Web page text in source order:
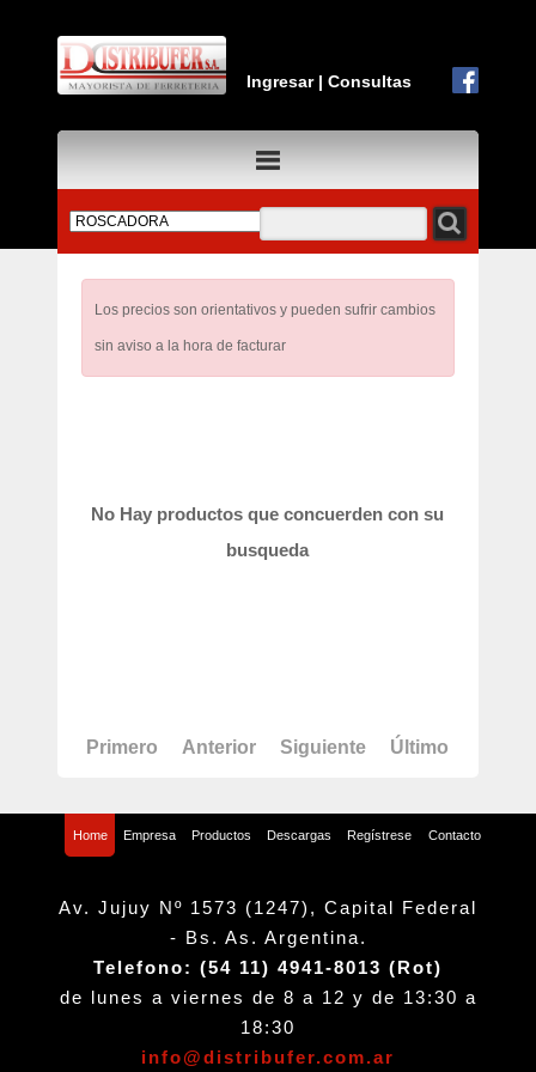
Ingresar|Consultas
Los precios son orientativos y pueden sufrir cambios
sin aviso a la hora de facturar
No Hay productos que concuerden con su
busqueda
Primero Anterior Siguiente Último
Home Empresa Productos Descargas Regístrese Contacto
Av. Jujuy Nº 1573 (1247), Capital Federal
- Bs. As. Argentina.
Telefono: (54 11) 4941-8013 (Rot)
de lunes a viernes de 8 a 12 y de 13:30 a
18:30
info@distribufer.com.ar